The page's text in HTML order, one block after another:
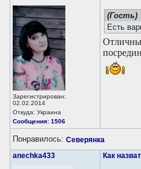
Зарегистрирован:
02.02.2014
Откуда: Украина
Сообщения: 1506
(Гость)
Есть
Понравилось: Северянка
anechka433
Как